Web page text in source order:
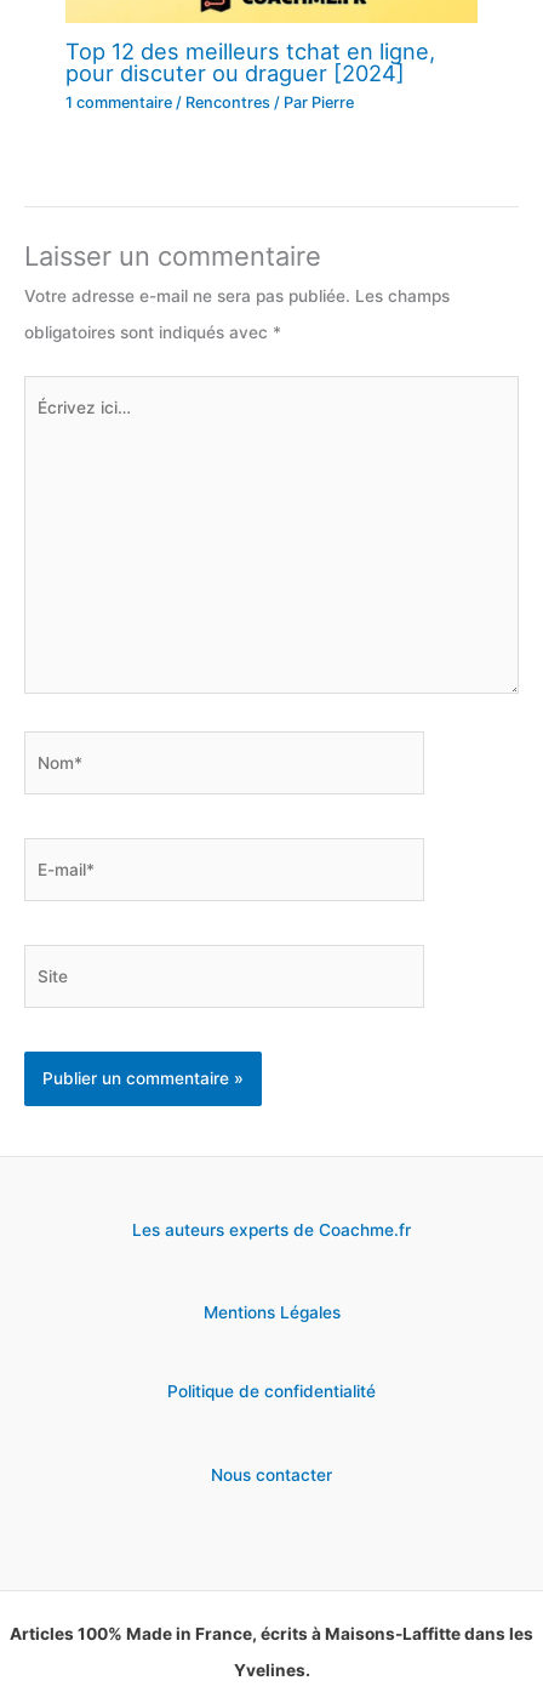
Top 12 des meilleurs tchat en ligne,
pour discuter ou draguer [2024]
1 commentaire / Rencontres / Par Pierre
Laisser un commentaire
Votre adresse e-mail ne sera pas publiée. Les champs
obligatoires sont indiqués avec *
Les auteurs experts de Coachme.fr
Mentions Légales
Politique de confidentialité
Nous contacter
Articles 100% Made in France, écrits à Maisons-Laffitte dans les
Yvelines.